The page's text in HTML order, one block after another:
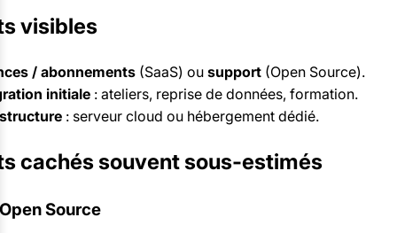
visibles
/ abonnements (SaaS) ou support (Open Source).
initiale : ateliers, reprise de données, formation.
: serveur cloud ou hébergement dédié.
cachés souvent sous-estimés
Source